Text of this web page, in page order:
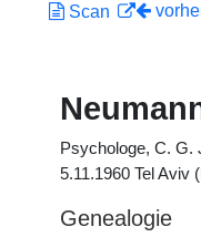
Scan
Psychologe, C. G.
5.11.1960 Tel Aviv
Genealogie